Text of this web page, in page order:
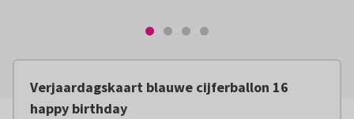
Verjaardagskaart blauwe cijferballon 16
happy birthday